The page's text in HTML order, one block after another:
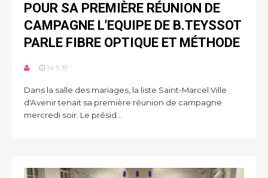
POUR SA PREMIÈRE RÉUNION DE
CAMPAGNE L'EQUIPE DE B.TEYSSOT
PARLE FIBRE OPTIQUE ET MÉTHODE
14.9.19
Dans la salle des mariages, la liste Saint-Marcel Ville
d'Avenir tenait sa première réunion de campagne
mercredi soir. Le présid...